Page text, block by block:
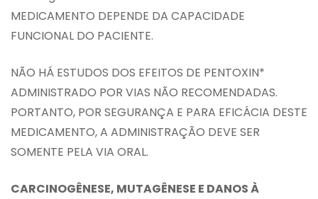
MEDICAMENTO DEPENDE DA CAPACIDADE
FUNCIONAL DO PACIENTE.
NÃO HÁ ESTUDOS DOS EFEITOS DE PENTOXIN*
ADMINISTRADO POR VIAS NÃO RECOMENDADAS.
PORTANTO, POR SEGURANÇA E PARA EFICÁCIA DESTE
MEDICAMENTO, A ADMINISTRAÇÃO DEVE SER
SOMENTE PELA VIA ORAL.
CARCINOGÊNESE, MUTAGÊNESE E DANOS À